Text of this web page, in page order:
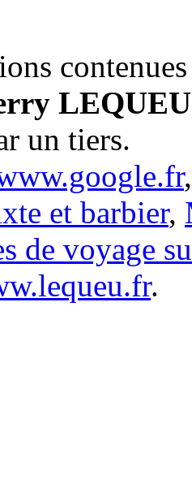
LEQUEU
un tiers.
et barbier,
de voyage
.